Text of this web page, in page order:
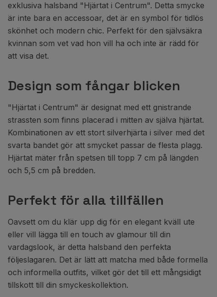
exklusiva halsband "Hjärtat i Centrum". Detta smycke
är inte bara en accessoar, det är en symbol för tidlös
skönhet och modern chic. Perfekt för den självsäkra
kvinnan som vet vad hon vill ha och inte är rädd för
att visa det.
Design som fångar blicken
"Hjärtat i Centrum" är designat med ett gnistrande
strassten som finns placerad i mitten av själva hjärtat.
Kombinationen av ett stort silverhjärta i silver med det
svarta bandet gör att smycket passar de flesta plagg.
Hjärtat mäter från spetsen till topp 7 cm på längden
och 5,5 cm på bredden.
Perfekt för alla tillfällen
Oavsett om du klär upp dig för en elegant kväll ute
eller vill lägga till en touch av glamour till din
vardagslook, är detta halsband den perfekta
följeslagaren. Det är lätt att matcha med både formella
och informella outfits, vilket gör det till ett mångsidigt
tillskott till din smyckeskollektion.